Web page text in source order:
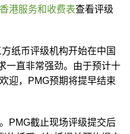
港服务和收费表查看评级
纸币评级机构开始在中国
一直非常强劲。由于预计十
迎，PMG预期将提早结束
PMG截止现场评级提交后